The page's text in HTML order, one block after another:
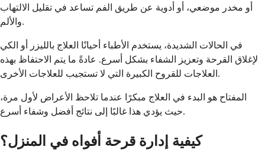
أو مخدر موضعي، أو أدوية عن طريق الفم تساعد في تقليل الالتهاب
والألم.
في الحالات الشديدة، يستخدم الأطباء أحيانًا العلاج بالليزر أو الكي
لإغلاق القرحة وتعزيز الشفاء بشكل أسرع. عادةً ما يتم الاحتفاظ بهذه
العلاجات للقروح الكبيرة التي لا تستجيب للعلاجات الأخرى.
المفتاح هو البدء في العلاج مبكرًا عندما تلاحظ الأعراض لأول مرة،
حيث يؤدي هذا غالبًا إلى نتائج أفضل وشفاء أسرع.
كيفية إدارة قرحة أفواه في المنزل؟